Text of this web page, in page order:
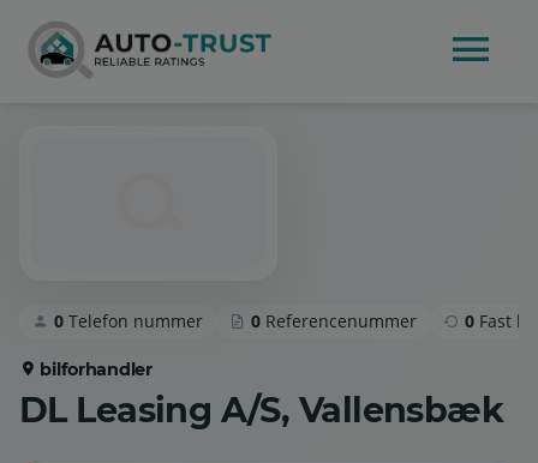
0 Telefon nummer 0 Referencenummer 0 Fast
bilforhandler
DL Leasing A/S, Vallensbæk